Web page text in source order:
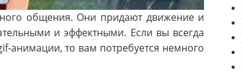
общения. Они придают движение и
и эффектными. Если вы всегда
анимации, то вам потребуется немного